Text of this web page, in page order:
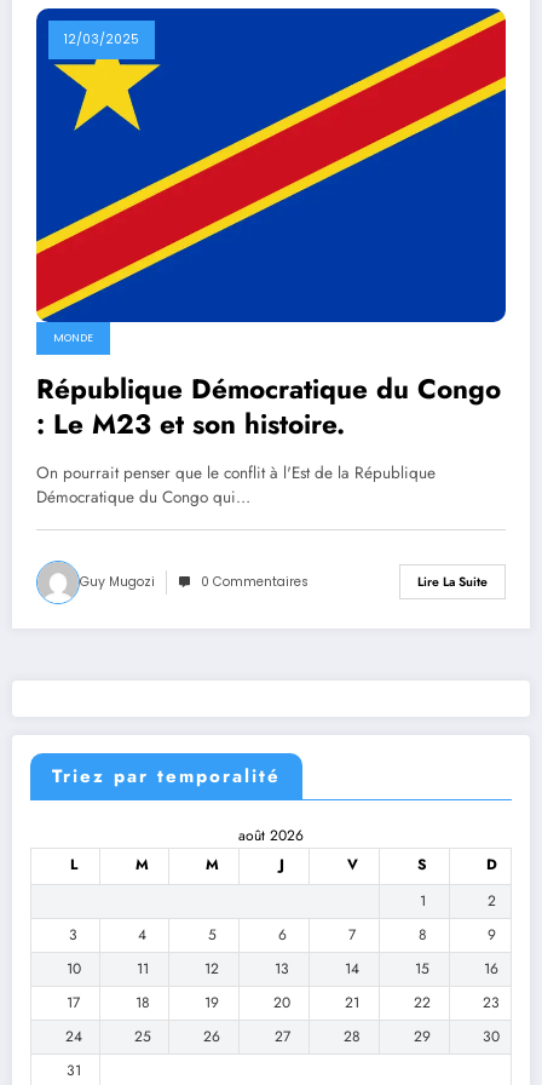
12/03/2025
MONDE
République Démocratique du Congo
: Le M23 et son histoire.
On pourrait penser que le conflit à l'Est de la République
Démocratique du Congo qui…
Guy Mugozi 0 Commentaires Lire La Suite
Triez par temporalité
août 2026
L
M M J V S
D
1
2
3
4 5 6 7 8
9
10
11 12 13 14 15
16
17
18 19 20 21 22
23
24
25 26 27 28 29
30
31